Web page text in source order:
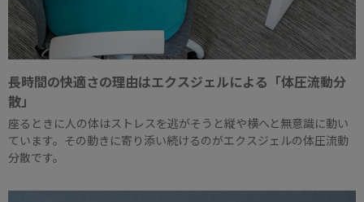
長時間の快適さの理由はエクスジェルによる「体圧流動分
散」
座るときに人の体はストレスを逃がそうと縦や横へと無意識に動い
ています。その動きに寄り添い続けるのがエクスジェルの体圧流動
分散です。